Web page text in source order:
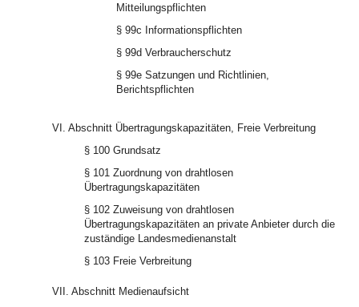
Mitteilungspflichten
§ 99c Informationspflichten
§ 99d Verbraucherschutz
§ 99e Satzungen und Richtlinien,
Berichtspflichten
VI. Abschnitt Übertragungskapazitäten, Freie Verbreitung
§ 100 Grundsatz
§ 101 Zuordnung von drahtlosen
Übertragungskapazitäten
§ 102 Zuweisung von drahtlosen
Übertragungskapazitäten an private Anbieter durch die
zuständige Landesmedienanstalt
§ 103 Freie Verbreitung
VII. Abschnitt Medienaufsicht